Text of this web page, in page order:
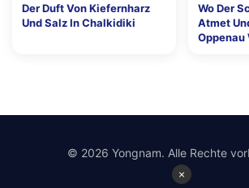
Der Duft Von Kiefernharz
Und Salz In Chalkidiki
Wo Der
Atmet
Oppenau
×
© 2026 Yongnam. Alle Rechte